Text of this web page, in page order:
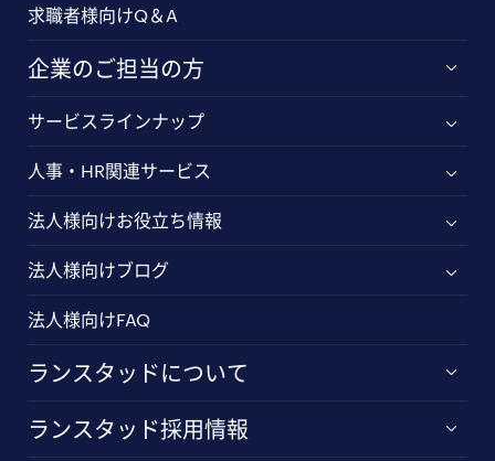
求職者様向けQ＆A
企業のご担当の方
サービスラインナップ
人事・HR関連サービス
法人様向けお役立ち情報
法人様向けブログ
法人様向けFAQ
ランスタッドについて
ランスタッド採用情報